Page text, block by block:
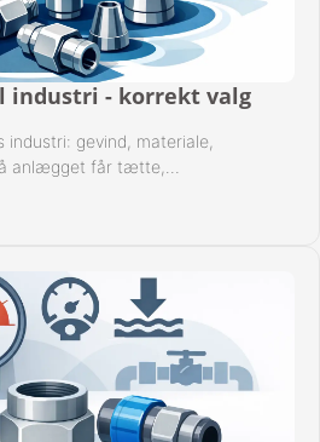
- korrekt valg
gevind, materiale,
anlægget får tætte,